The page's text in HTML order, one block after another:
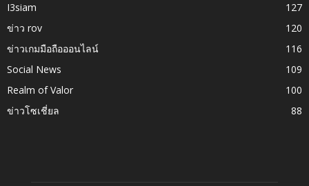
I3siam
127
ข่าว rov
120
ข่าวเกมมือถือออนไลน์
116
Social News
109
Realm of Valor
100
ข่าวโซเชี่ยล
88